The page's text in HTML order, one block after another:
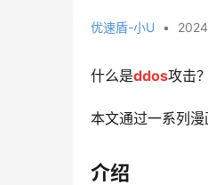
优速盾-小U •
什么是ddos攻击？
本文通过一系列
介绍